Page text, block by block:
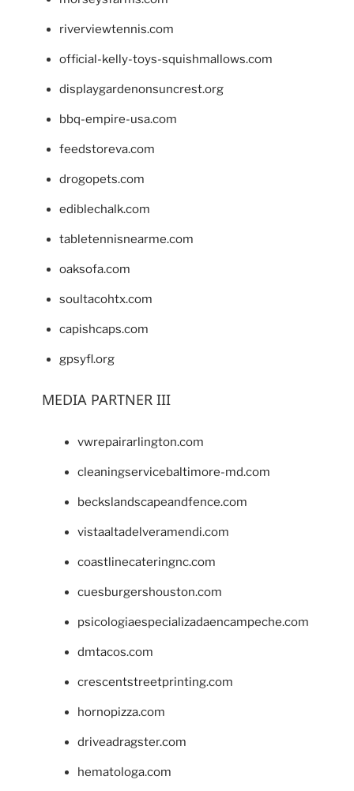
riverviewtennis.com
official-kelly-toys-squishmallows.com
displaygardenonsuncrest.org
bbq-empire-usa.com
feedstoreva.com
drogopets.com
ediblechalk.com
tabletennisnearme.com
oaksofa.com
soultacohtx.com
capishcaps.com
gpsyfl.org
MEDIA PARTNER III
vwrepairarlington.com
cleaningservicebaltimore-md.com
beckslandscapeandfence.com
vistaaltadelveramendi.com
coastlinecateringnc.com
cuesburgershouston.com
psicologiaespecializadaencampeche.com
dmtacos.com
crescentstreetprinting.com
hornopizza.com
driveadragster.com
hematologa.com